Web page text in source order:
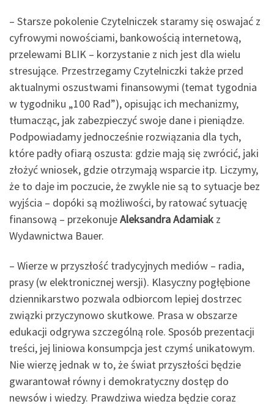
– Starsze pokolenie Czytelniczek staramy się oswajać z
cyfrowymi nowościami, bankowością internetową,
przelewami BLIK – korzystanie z nich jest dla wielu
stresujące. Przestrzegamy Czytelniczki także przed
aktualnymi oszustwami finansowymi (temat tygodnia
w tygodniku „100 Rad”), opisując ich mechanizmy,
tłumacząc, jak zabezpieczyć swoje dane i pieniądze.
Podpowiadamy jednocześnie rozwiązania dla tych,
które padły ofiarą oszusta: gdzie mają się zwrócić, jaki
złożyć wniosek, gdzie otrzymają wsparcie itp. Liczymy,
że to daje im poczucie, że zwykle nie są to sytuacje bez
wyjścia – dopóki są możliwości, by ratować sytuację
finansową – przekonujeAleksandra Adamiak z
Wydawnictwa Bauer.
– Wierze w przyszłość tradycyjnych mediów – radia,
prasy (w elektronicznej wersji). Klasyczny pogłębione
dziennikarstwo pozwala odbiorcom lepiej dostrzec
związki przyczynowo skutkowe. Prasa w obszarze
edukacji odgrywa szczególną role. Sposób prezentacji
treści, jej liniowa konsumpcja jest czymś unikatowym.
Nie wierzę jednak w to, że świat przyszłości będzie
gwarantował równy i demokratyczny dostęp do
newsów i wiedzy. Prawdziwa wiedza będzie coraz